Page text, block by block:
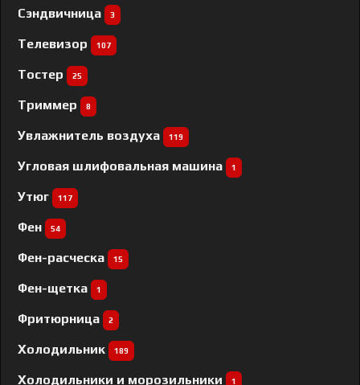
Сэндвичница 3
Телевизор 107
Тостер 25
Триммер 8
Увлажнитель воздуха 119
Угловая шлифовальная машина 1
Утюг 117
Фен 54
Фен-расческа 15
Фен-щетка 1
Фритюрница 2
Холодильник 189
Холодильники и морозильники 1